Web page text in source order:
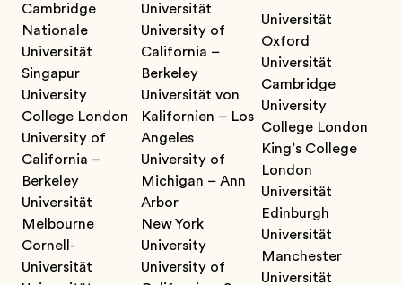
Cambridge
Nationale
Universität
Singapur
University
College London
University of
California –
Berkeley
Universität
Melbourne
Cornell-
Universität
Universität
University of
California –
Berkeley
Universität von
Kalifornien – Los
Angeles
University of
Michigan – Ann
Arbor
New York
University
University of
Universität
Oxford
Universität
Cambridge
University
College London
King’s College
London
Universität
Edinburgh
Universität
Manchester
Universität